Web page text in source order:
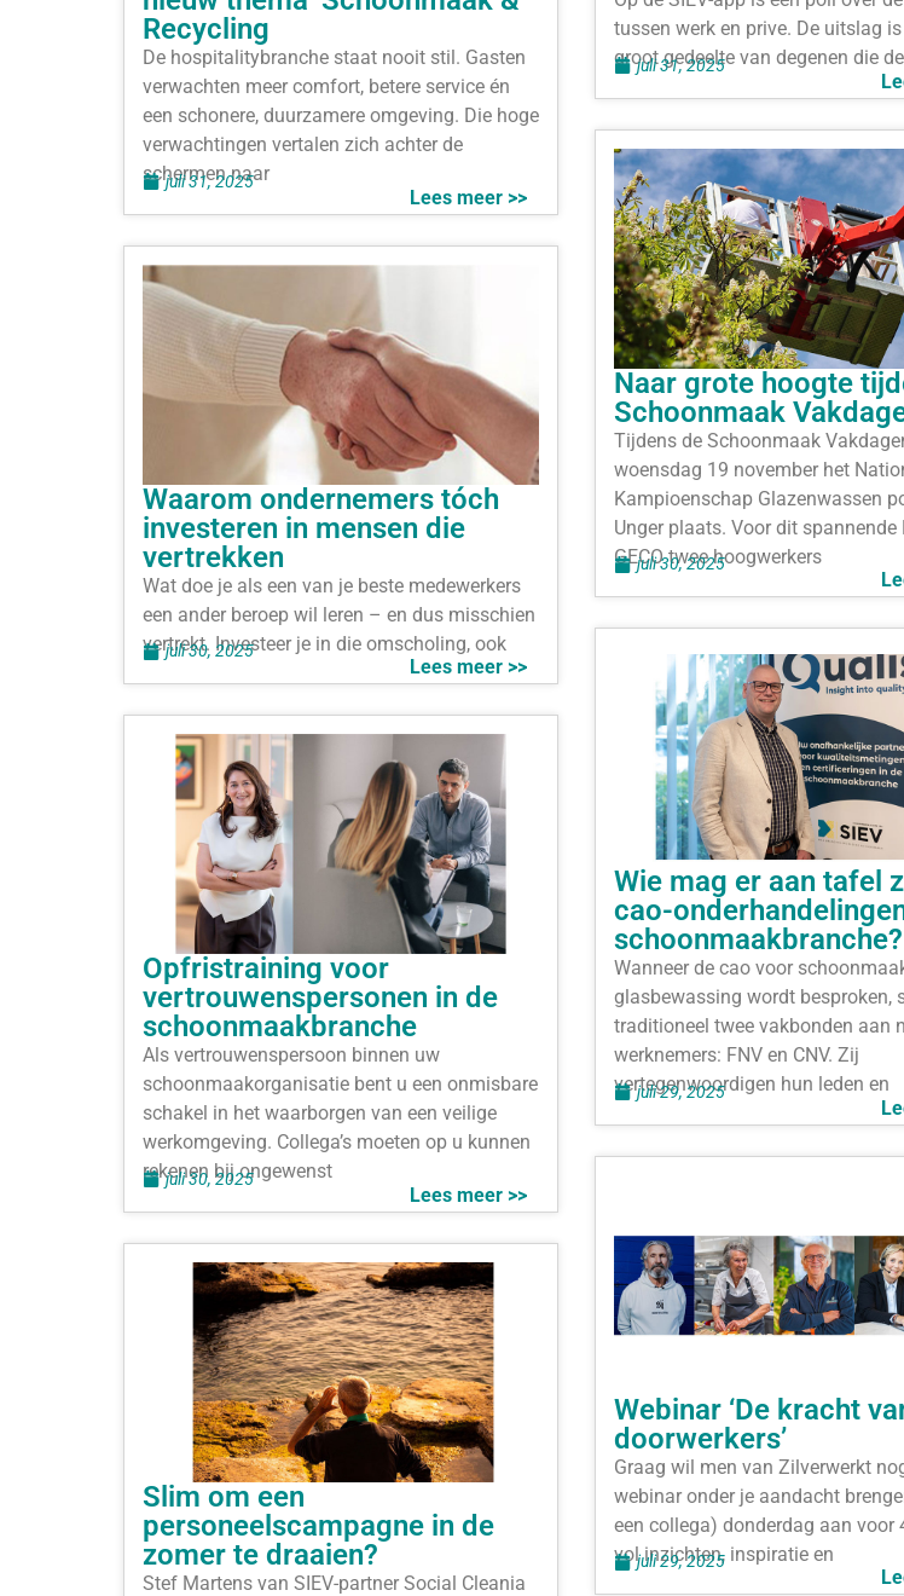
Recycling
De hospitalitybranche staat nooit stil. Gasten
verwachten meer comfort, betere service én
een schonere, duurzamere omgeving. Die hoge
verwachtingen vertalen zich achter de
schermen naar
Lees meer >>
juli 31, 2025
tussen werk en prive. De uitslag
groot gedeelte van degenen die
juli 31, 2025
Waarom ondernemers tóch
investeren in mensen die
vertrekken
Wat doe je als een van je beste medewerkers
een ander beroep wil leren – en dus misschien
vertrekt. Investeer je in die omscholing, ook
Lees meer >>
juli 30, 2025
Naar grote hoogte
Schoonmaak
Tijdens de Schoonmaak
woensdag 19 november het
Kampioenschap Glazenwassen
Unger plaats. Voor dit spannende
GECO twee hoogwerkers
juli 30, 2025
Opfristraining voor
vertrouwenspersonen in de
schoonmaakbranche
Als vertrouwenspersoon binnen uw
schoonmaakorganisatie bent u een onmisbare
schakel in het waarborgen van een veilige
werkomgeving. Collega’s moeten op u kunnen
rekenen bij ongewenst
Lees meer >>
juli 30, 2025
Wie mag er aan tafel
cao-
schoonmaakbranche?
Wanneer de cao voor
glasbewassing wordt besproken,
traditioneel twee vakbonden aan
werknemers: FNV en CNV. Zij
vertegenwoordigen hun leden en
juli 29, 2025
Slim om een
personeelscampagne in de
zomer te draaien?
Stef Martens van SIEV-partner Social Cleania
Webinar ‘De kracht
doorwerkers’
Graag wil men van Zilverwerkt
webinar onder je aandacht
een collega) donderdag aan voor
vol inzichten, inspiratie en
juli 29, 2025